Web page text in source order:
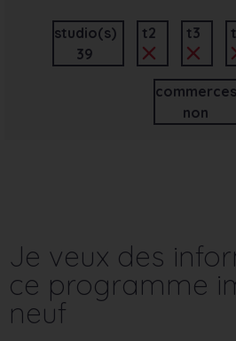
studio(s)
39
t2 t3
commerces
non
Je veux des
ce programme
neuf